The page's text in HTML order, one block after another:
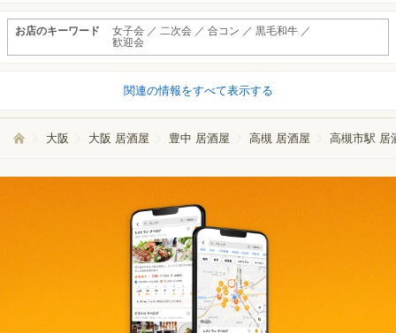
お店のキーワード
女子会 ／ 二次会 ／ 合コン ／ 黒毛和牛 ／
歓迎会
関連の情報をすべて表示する
大阪 大阪 居酒屋 豊中 居酒屋 高槻 居酒屋 高槻市駅 居